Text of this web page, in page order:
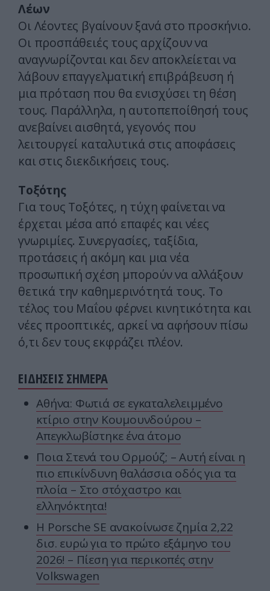
Λέων
Οι Λέοντες βγαίνουν ξανά στο προσκήνιο.
Οι προσπάθειές τους αρχίζουν να
αναγνωρίζονται και δεν αποκλείεται να
λάβουν επαγγελματική επιβράβευση ή
μια πρόταση που θα ενισχύσει τη θέση
τους. Παράλληλα, η αυτοπεποίθησή τους
ανεβαίνει αισθητά, γεγονός που
λειτουργεί καταλυτικά στις αποφάσεις
και στις διεκδικήσεις τους.
Τοξότης
Για τους Τοξότες, η τύχη φαίνεται να
έρχεται μέσα από επαφές και νέες
γνωριμίες. Συνεργασίες, ταξίδια,
προτάσεις ή ακόμη και μια νέα
προσωπική σχέση μπορούν να αλλάξουν
θετικά την καθημερινότητά τους. Το
τέλος του Μαΐου φέρνει κινητικότητα και
νέες προοπτικές, αρκεί να αφήσουν πίσω
ό,τι δεν τους εκφράζει πλέον.
ΕΙΔΗΣΕΙΣ ΣΗΜΕΡΑ
Αθήνα: Φωτιά σε εγκαταλελειμμένο
κτίριο στην Κουμουνδούρου –
Απεγκλωβίστηκε ένα άτομο
Ποια Στενά του Ορμούζ; – Αυτή είναι η
πιο επικίνδυνη θαλάσσια οδός για τα
πλοία – Στο στόχαστρο και
ελληνόκτητα!
Η Porsche SE ανακοίνωσε ζημία 2,22
δισ. ευρώ για το πρώτο εξάμηνο του
2026! – Πίεση για περικοπές στην
Volkswagen